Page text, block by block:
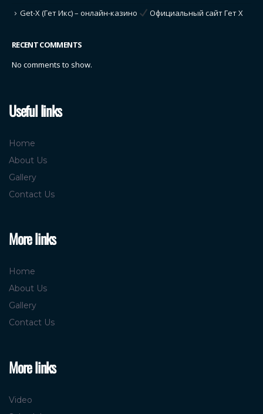
Get-X (Гет Икс) – онлайн-казино
Официальный сайт Гет Х
RECENT COMMENTS
No comments to show.
Useful links
Home
About Us
Gallery
Contact Us
More links
Home
About Us
Gallery
Contact Us
More links
Video